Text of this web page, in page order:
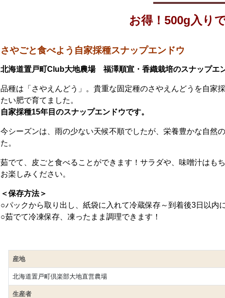
お得！500g入り
さやごと食べよう自家採種スナップエンドウ
北海道置戸町Club大地農場 福澤順宣・香織栽培のスナップエン
品種は「さやえんどう」。貴重な固定種のさやえんどうを自家
たい肥で育てました。
自家採種15年目のスナップエンドウです。
今シーズンは、雨の少ない天候不順でしたが、栄養豊かな自然
た。
茹でて、皮ごと食べることができます！サラダや、味噌汁はも
お楽しみください。
＜保存方法＞
○パックから取り出し、紙袋に入れて冷蔵保存～到着後3日以内
○茹でて冷凍保存、凍ったまま調理できます！
産地
北海道置戸町倶楽部大地直営農場
生産者